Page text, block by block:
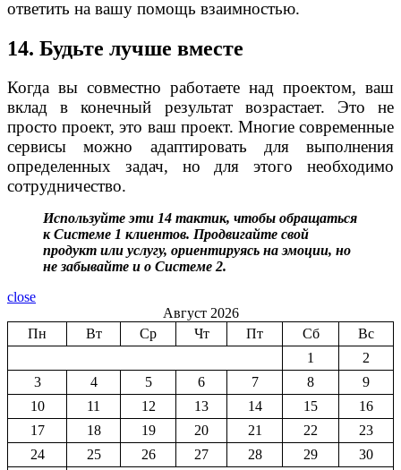
ответить на вашу помощь взаимностью.
14. Будьте лучше вместе
Когда вы совместно работаете над проектом, ваш
вклад в конечный результат возрастает. Это не
просто проект, это ваш проект. Многие современные
сервисы можно адаптировать для выполнения
определенных задач, но для этого необходимо
сотрудничество.
Используйте эти 14 тактик, чтобы обращаться
к Системе 1 клиентов. Продвигайте свой
продукт или услугу, ориентируясь на эмоции, но
не забывайте и о Системе 2.
close
Август 2026
Пн
Вт Ср Чт Пт Сб
Вс
1
2
3
4 5 6 7 8
9
10
11 12 13 14 15
16
17
18 19 20 21 22
23
24
25 26 27 28 29
30